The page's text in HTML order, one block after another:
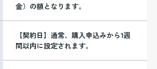
金）の額となります。
【契約日】通常、購入申込みから1週
間以内に設定されます。